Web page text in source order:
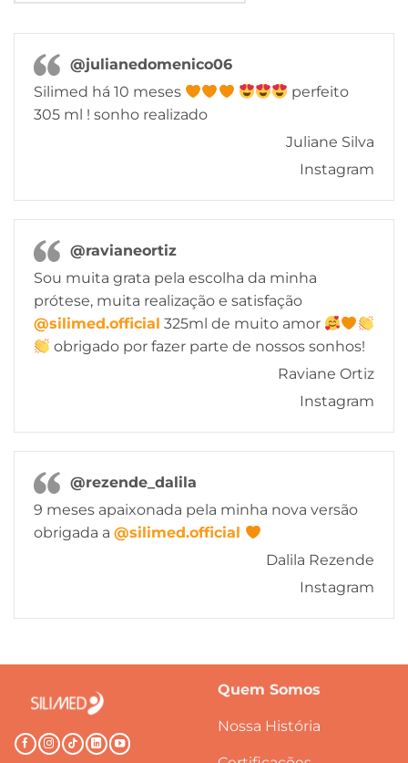
@julianedomenico06
Silimed há 10 meses
perfeito
305 ml ! sonho realizado
Juliane Silva
Instagram
@ravianeortiz
Sou muita grata pela escolha da minha
prótese, muita realização e satisfação
@silimed.official 325ml de muito amor
obrigado por fazer parte de nossos sonhos!
Raviane Ortiz
Instagram
@rezende_dalila
9 meses apaixonada pela minha nova versão
obrigada a @silimed.official
Dalila Rezende
Instagram
Quem Somos
Nossa História